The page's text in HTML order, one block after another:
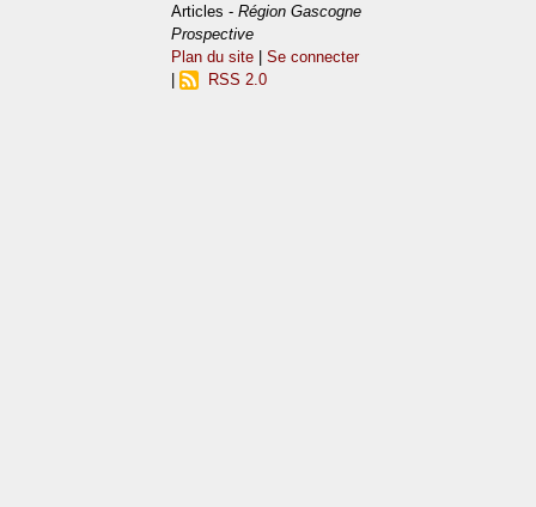
Articles -Région Gascogne
Prospective
Plan du site |Se connecter
RSS 2.0